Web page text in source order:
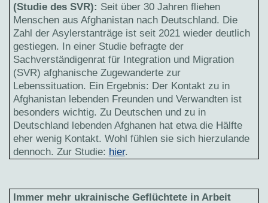
(Studie des SVR): Seit über 30 Jahren fliehen
Menschen aus Afghanistan nach Deutschland. Die
Zahl der Asylerstanträge ist seit 2021 wieder deutlich
gestiegen. In einer Studie befragte der
Sachverständigenrat für Integration und Migration
(SVR) afghanische Zugewanderte zur
Lebenssituation. Ein Ergebnis: Der Kontakt zu in
Afghanistan lebenden Freunden und Verwandten ist
besonders wichtig. Zu Deutschen und zu in
Deutschland lebenden Afghanen hat etwa die Hälfte
eher wenig Kontakt. Wohl fühlen sie sich hierzulande
dennoch. Zur Studie: hier.
Immer mehr ukrainische Geflüchtete in Arbeit